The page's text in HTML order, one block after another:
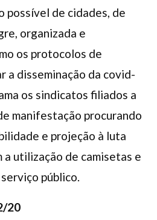
possível de cidades, de
organizada e
os protocolos de
a disseminação da covid-
os sindicatos filiados a
manifestação procurando
e projeção à luta
a utilização de camisetas e
público.
20